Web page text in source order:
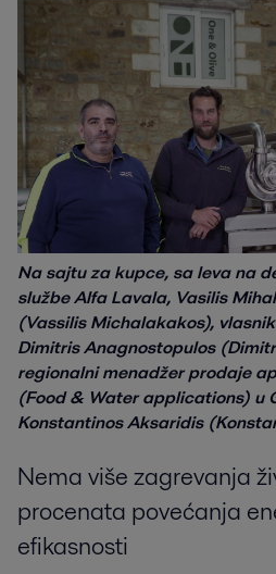
Na sajtu za kupce, sa leva na
službe Alfa Lavala, Vasilis
(Vassilis Michalakakos),
Dimitris Anagnostopulos
regionalni menadžer prodaje
(Food & Water applications) u
Konstantinos Aksaridis
Nema više zagrevanja
procenata povećanja
efikasnosti